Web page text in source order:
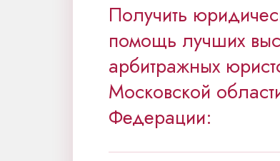
Получить
помощь лучших
арбитражных
Московской
Федерации: